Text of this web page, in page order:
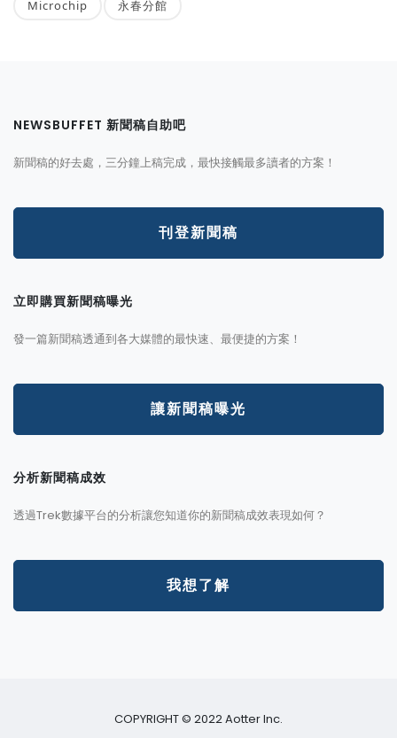
Microchip 永春分館
NEWSBUFFET 新聞稿自助吧
新聞稿的好去處，三分鐘上稿完成，最快接觸最多讀者的方案！
刊登新聞稿
立即購買新聞稿曝光
發一篇新聞稿透通到各大媒體的最快速、最便捷的方案！
讓新聞稿曝光
分析新聞稿成效
透過Trek數據平台的分析讓您知道你的新聞稿成效表現如何？
我想了解
COPYRIGHT © 2022 Aotter Inc.